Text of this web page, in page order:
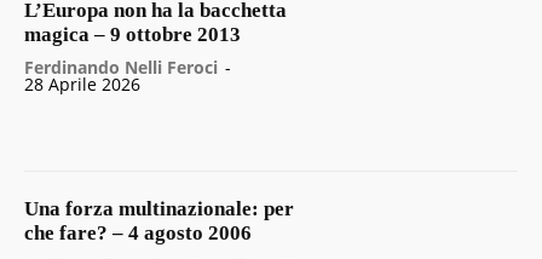
L’Europa non ha la bacchetta
magica – 9 ottobre 2013
Ferdinando Nelli Feroci -
28 Aprile 2026
Una forza multinazionale: per
che fare? – 4 agosto 2006